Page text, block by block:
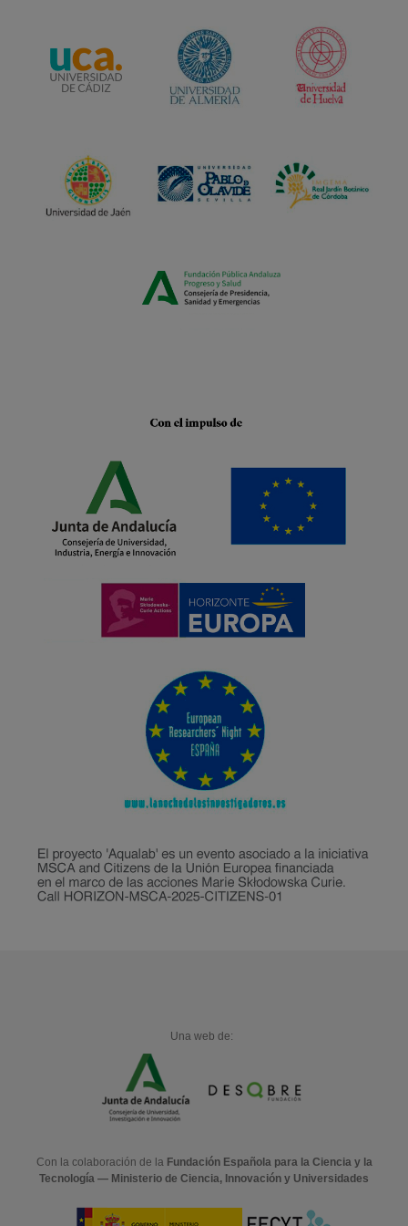
Una web de:
Con la colaboración de la Fundación Española para la Ciencia y la
Tecnología — Ministerio de Ciencia, Innovación y Universidades